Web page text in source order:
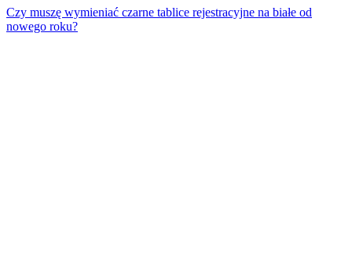
Czy muszę wymieniać czarne tablice rejestracyjne na białe od
nowego roku?